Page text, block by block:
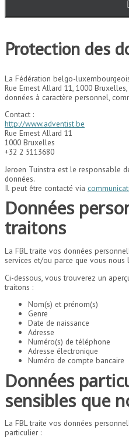
Protection des
La Fédération belgo-
Rue Ernest Allard 11, 1000
données à caractère personnel,
Contact :
http://www.adventist.be
Rue Ernest Allard 11
1000 Bruxelles
+32 2 5113680
Jeroen Tuinstra est le responsable
données.
Il peut être contacté via
Données
traitons
La FBL traite vos données
services et/ou parce que vous nous
Ci-dessous, vous trouverez un
traitons :
Nom(s) et prénom(s)
Genre
Date de naissance
Adresse
Numéro(s) de téléphone
Adresse électronique
Numéro de compte bancaire
Données
sensibles que
La FBL traite vos données
particulier :